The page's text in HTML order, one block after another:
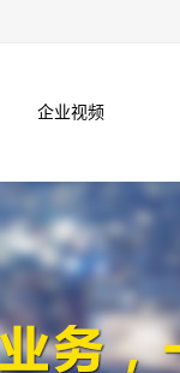
企业视频
联系方式